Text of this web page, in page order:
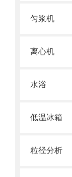
匀浆机
离心机
水浴
低温冰箱
粒径分析